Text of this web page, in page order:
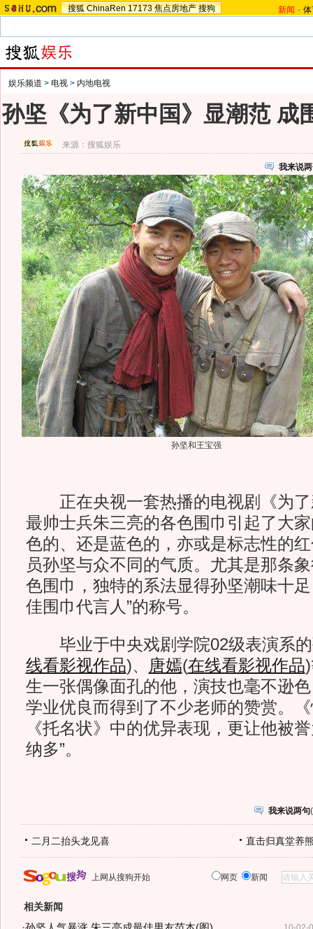
搜狐 ChinaRen 17173 焦点房地产 搜狗 新闻 -
娱乐频道 > 电视 > 内地电视
孙坚《为了新中国》显潮范 成
来源：搜狐娱乐
我来说
孙坚和王宝强
正在央视一套热播的电视剧《为了
最帅士兵朱三亮的各色围巾引起了大
色的、还是蓝色的，亦或是标志性的
员孙坚与众不同的气质。尤其是那条
色围巾，独特的系法显得孙坚潮味十
佳围巾代言人”的称号。
毕业于中央戏剧学院02级表演系的
线看影视作品)、 唐嫣(在线看影视作品)
生一张偶像面孔的他，演技也毫不逊
学业优良而得到了不少老师的赞赏。
《托名状》中的优异表现，更让他被
纳多”。
我来说两句(
二月二抬头龙见喜 直击归真堂养
上网从搜狗开始 网页 新闻
相关新闻